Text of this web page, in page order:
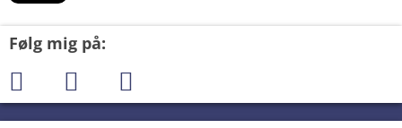
Følg mig på: